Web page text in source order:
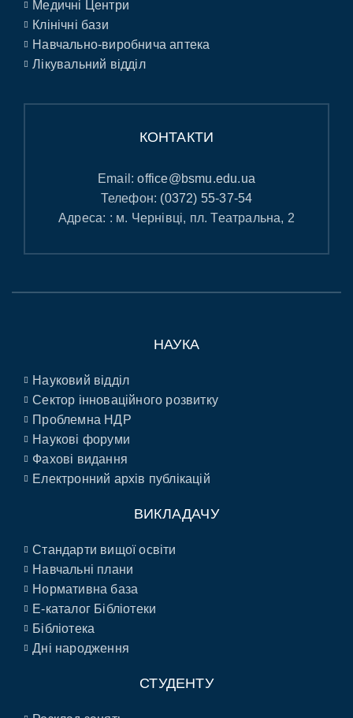
Медичні Центри
Клінічні бази
Навчально-виробнича аптека
Лікувальний відділ
КОНТАКТИ
Email:office@bsmu.edu.ua
Телефон: (0372) 55-37-54
Адреса: : м. Чернівці, пл. Театральна, 2
НАУКА
Науковий відділ
Сектор інноваційного розвитку
Проблемна НДР
Наукові форуми
Фахові видання
Електронний архів публікацій
ВИКЛАДАЧУ
Стандарти вищої освіти
Навчальні плани
Нормативна база
E-каталог Бібліотеки
Бібліотека
Дні народження
СТУДЕНТУ